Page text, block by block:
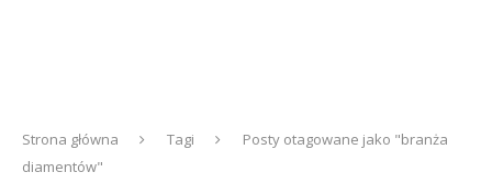
Strona główna Tagi
Posty otagowane jako "branża
diamentów"